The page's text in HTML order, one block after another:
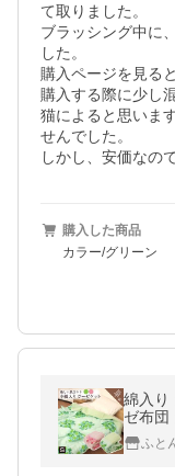
て取りました。
ブラッシング中に
した。
購入ページを見る
購入する際に少し
猫によると思いま
せんでした。
しかし、安価なの
購入した商品
カラー/グリーン
綿入り
ゼ布団
オール
ふと